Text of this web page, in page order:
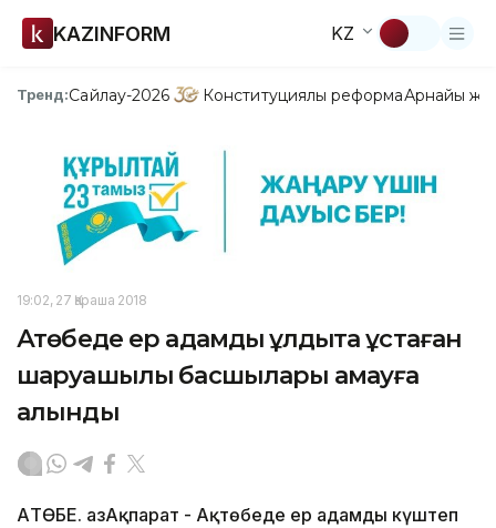
KAZINFORM KZ
Тренд:Сайлау-2026 Конституциялық реформаАрнайы
19:02, 27 Қараша 2018
Ақтөбеде ер адамды құлдықта ұстаған
шаруашылық басшылары қамауға
алынды
АҚТӨБЕ. ҚазАқпарат - Ақтөбеде ер адамды күштеп